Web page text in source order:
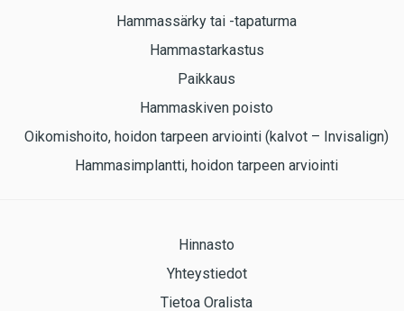
Hammassärky tai -tapaturma
Hammastarkastus
Paikkaus
Hammaskiven poisto
Oikomishoito, hoidon tarpeen arviointi (kalvot – Invisalign)
Hammasimplantti, hoidon tarpeen arviointi
Hinnasto
Yhteystiedot
Tietoa Oralista